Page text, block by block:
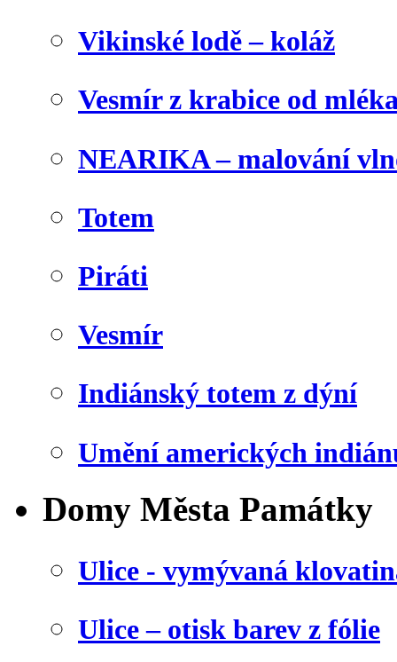
Vikinské lodě – koláž
Vesmír z krabice od
NEARIKA – malování
Totem
Piráti
Vesmír
Indiánský totem z dýní
Umění amerických
Domy Města Památky
Ulice - vymývaná
Ulice – otisk barev z fólie